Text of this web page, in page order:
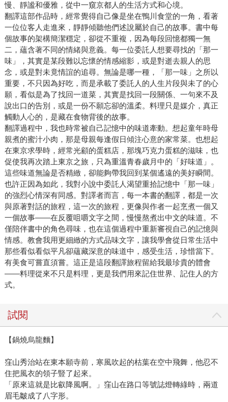
慢、靜謐和優雅，從中一窺京都人的生活方式和心境。
翻譯這部作品時，經常覺得自己像是坐在鴨川食堂的一角，看著
一位位客人走進來，靜靜傾聽他們述說屬於自己的故事。書中每
個故事的架構簡潔穩定，卻從不重複，因為每段回憶都獨一無
二，蘊含著不同的情緒與意義。每一位委託人想要尋找的「那一
味」，其實是某段難以忘懷的情感縮影，或是對逝去親人的思
念，或是對未竟情誼的追尋。無論是哪一種，「那一味」之所以
重要，不只因為好吃，而是承載了委託人的人生片段與未了的心
願，看似是為了找回一道菜，其實是找回一段關係、一句來不及
說出口的告別，或是一份不願忘卻的溫柔。料理只是媒介，真正
觸動人心的，是藏在食物背後的故事。
翻譯過程中，我也時常被自己記憶中的味道牽動。想起童年時母
親煮的蜜汁小肉，那是母親每逢假日傾注心意的家常菜。也想起
在東京求學時，經常光顧的蛋糕店，那塊巧克力蛋糕的滋味，也
促使我再次踏上東京之旅，只為重溫青春歲月中的「好味道」。
這些味道無論是否精緻，卻能夠帶我回到某個遙遠的美好瞬間。
也許正因為如此，我對小說中委託人渴望重拾記憶中「那一味」
的強烈心情深有同感。對譯者而言，每一本書的翻譯，都是一次
與原著對話的旅程，這一次的旅程，更像與作者一起烹煮一個又
一個故事——在反覆咀嚼文字之間，慢慢熬煮出中文的味道。不
僅陪伴書中的角色尋味，也在這個過程中重新審視自己的記憶與
情感。教會我用更細緻的方式品味文字，讓我學會從日常生活中
那些看似看似平凡卻蘊藏深意的味道中，感受生活，珍惜當下。
有美食可嘗直須嘗。這正是這段翻譯旅程留給我最珍貴的體會
——料理從來不只是料理，更是我們用來記住世界、記住人的方
式。
試閱
【鍋燒烏龍麵】
窪山秀治站在東本願寺前，寒風吹起的枯葉在空中飛舞，他忍不
住把風衣的領子豎了起來。
「原來這就是比叡降風啊。」窪山在路口等號誌燈轉綠時，兩道
眉毛皺成了八字形。